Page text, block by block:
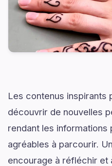
Les contenus inspirants
découvrir de nouvelles
rendant les
agréables à parcourir.
encourage à réfléchir et